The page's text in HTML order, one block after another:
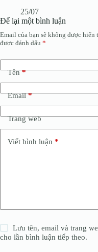
25/07
Để lại một bình luận
Email của bạn sẽ không được hiển
được đánh dấu *
Tên*
Email*
Trang web
Viết bình luận *
Lưu tên, email và trang
cho lần bình luận tiếp theo.